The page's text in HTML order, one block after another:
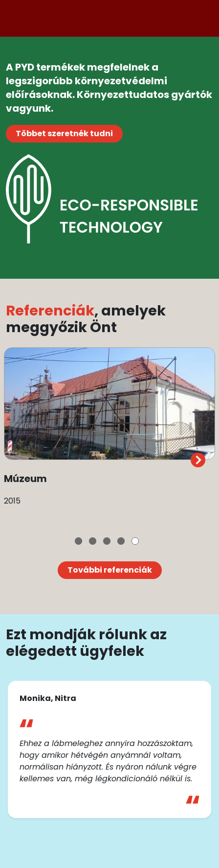
A PYD termékek megfelelnek a
legszigorúbb környezetvédelmi
előírásoknak. Környezettudatos gyártók
vagyunk.
Többet szeretnék tudni
Referenciák, amelyek
meggyőzik Önt
Múzeum
2015
További referenciák
Ezt mondják rólunk az
elégedett ügyfelek
Monika, Nitra
Ehhez a lábmeleghez annyira hozzászoktam,
hogy amikor hétvégén anyámnál voltam,
normálisan hiányzott. És nyáron nálunk végre
kellemes van, még légkondicionáló nélkül is.